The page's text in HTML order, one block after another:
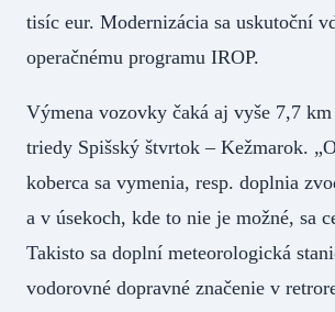
tisíc eur. Modernizácia sa uskutoční
operačnému programu IROP.
Výmena vozovky čaká aj vyše 7,7
triedy Spišský štvrtok – Kežmarok.
koberca sa vymenia, resp. doplnia
a v úsekoch, kde to nie je možné, sa
Takisto sa doplní meteorologická
vodorovné dopravné značenie v